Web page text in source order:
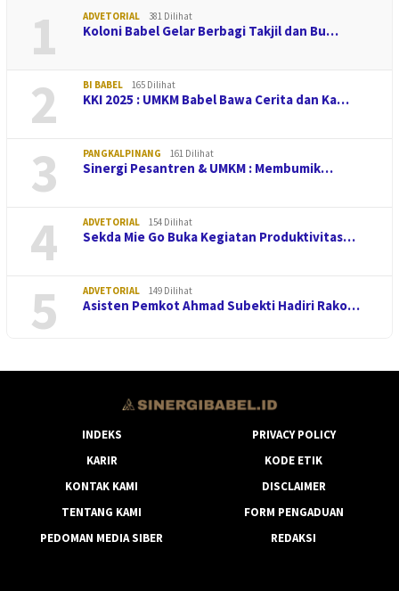
1 ADVETORIAL 381 Dilihat
Koloni Babel Gelar Berbagi Takjil dan Bu…
2 BI BABEL 165 Dilihat
KKI 2025 : UMKM Babel Bawa Cerita dan Ka…
3 PANGKALPINANG 161 Dilihat
Sinergi Pesantren & UMKM : Membumik…
4 ADVETORIAL 154 Dilihat
Sekda Mie Go Buka Kegiatan Produktivitas…
5 ADVETORIAL 149 Dilihat
Asisten Pemkot Ahmad Subekti Hadiri Rako…
INDEKS
PRIVACY POLICY
KARIR
KODE ETIK
KONTAK KAMI
DISCLAIMER
TENTANG KAMI
FORM PENGADUAN
PEDOMAN MEDIA SIBER
REDAKSI